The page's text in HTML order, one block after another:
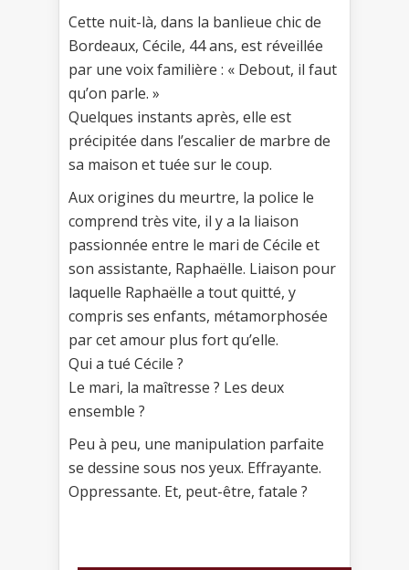
Cette nuit-là, dans la banlieue chic de
Bordeaux, Cécile, 44 ans, est réveillée
par une voix familière : « Debout, il faut
qu’on parle. »
Quelques instants après, elle est
précipitée dans l’escalier de marbre de
sa maison et tuée sur le coup.
Aux origines du meurtre, la police le
comprend très vite, il y a la liaison
passionnée entre le mari de Cécile et
son assistante, Raphaëlle. Liaison pour
laquelle Raphaëlle a tout quitté, y
compris ses enfants, métamorphosée
par cet amour plus fort qu’elle.
Qui a tué Cécile ?
Le mari, la maîtresse ? Les deux
ensemble ?
Peu à peu, une manipulation parfaite
se dessine sous nos yeux. Effrayante.
Oppressante. Et, peut-être, fatale ?